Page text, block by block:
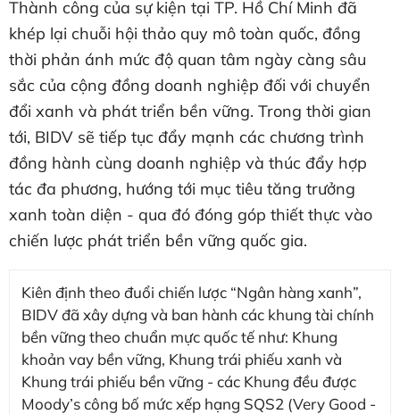
Thành công của sự kiện tại TP. Hồ Chí Minh đã
khép lại chuỗi hội thảo quy mô toàn quốc, đồng
thời phản ánh mức độ quan tâm ngày càng sâu
sắc của cộng đồng doanh nghiệp đối với chuyển
đổi xanh và phát triển bền vững. Trong thời gian
tới, BIDV sẽ tiếp tục đẩy mạnh các chương trình
đồng hành cùng doanh nghiệp và thúc đẩy hợp
tác đa phương, hướng tới mục tiêu tăng trưởng
xanh toàn diện - qua đó đóng góp thiết thực vào
chiến lược phát triển bền vững quốc gia.
Kiên định theo đuổi chiến lược “Ngân hàng xanh”,
BIDV đã xây dựng và ban hành các khung tài chính
bền vững theo chuẩn mực quốc tế như: Khung
khoản vay bền vững, Khung trái phiếu xanh và
Khung trái phiếu bền vững - các Khung đều được
Moody’s công bố mức xếp hạng SQS2 (Very Good -